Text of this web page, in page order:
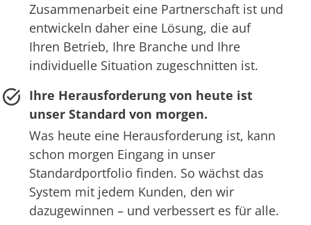
Zusammenarbeit eine Partnerschaft ist und
entwickeln daher eine Lösung, die auf
Ihren Betrieb, Ihre Branche und Ihre
individuelle Situation zugeschnitten ist.
Ihre Herausforderung von heute ist
unser Standard von morgen.
Was heute eine Herausforderung ist, kann
schon morgen Eingang in unser
Standardportfolio finden. So wächst das
System mit jedem Kunden, den wir
dazugewinnen – und verbessert es für alle.